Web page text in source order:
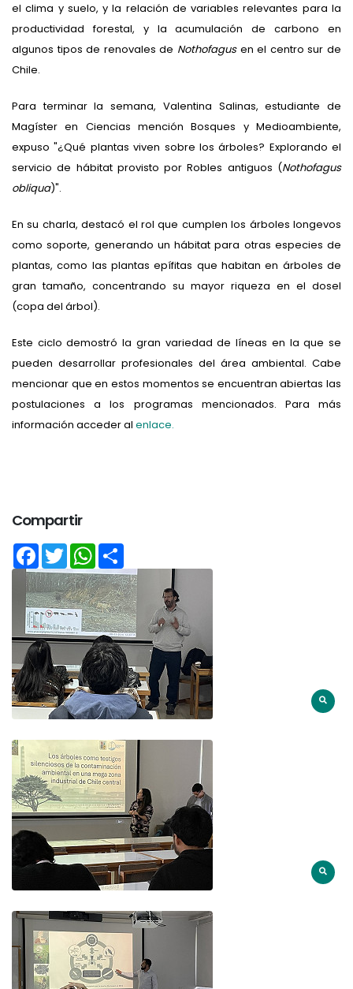
el clima y suelo, y la relación de variables relevantes para la
productividad forestal, y la acumulación de carbono en
algunos tipos de renovales de Nothofagus en el centro sur de
Chile.
Para terminar la semana, Valentina Salinas, estudiante de
Magíster en Ciencias mención Bosques y Medioambiente,
expuso "¿Qué plantas viven sobre los árboles? Explorando el
servicio de hábitat provisto por Robles antiguos (Nothofagus
obliqua)".
En su charla, destacó el rol que cumplen los árboles longevos
como soporte, generando un hábitat para otras especies de
plantas, como las plantas epífitas que habitan en árboles de
gran tamaño, concentrando su mayor riqueza en el dosel
(copa del árbol).
Este ciclo demostró la gran variedad de líneas en la que se
pueden desarrollar profesionales del área ambiental. Cabe
mencionar que en estos momentos se encuentran abiertas las
postulaciones a los programas mencionados. Para más
información acceder al enlace.
Compartir
Facebook
TwitterWhatsApp